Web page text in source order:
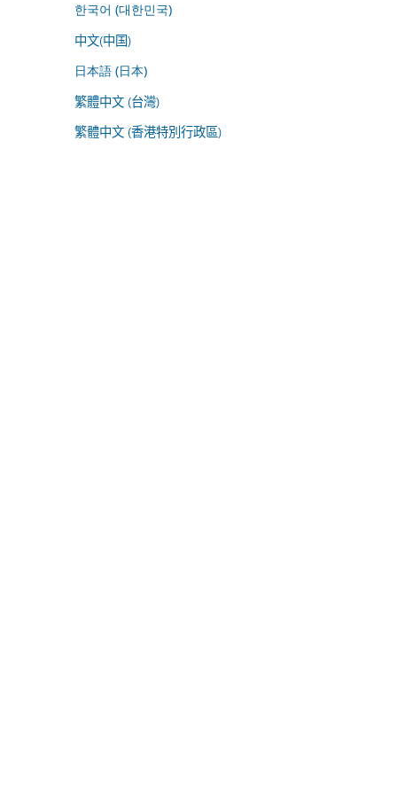
한국어 (대한민국)
中文(中国)
日本語 (日本)
繁體中文 (台灣)
繁體中文 (香港特別行政區)